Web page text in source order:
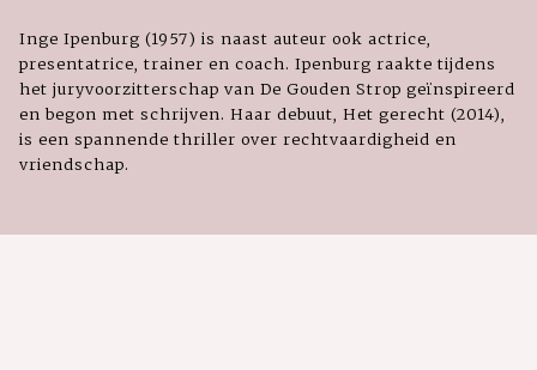
Inge Ipenburg (1957) is naast auteur ook actrice,
presentatrice, trainer en coach. Ipenburg raakte tijdens
het juryvoorzitterschap van De Gouden Strop geïnspireerd
en begon met schrijven. Haar debuut, Het gerecht (2014),
is een spannende thriller over rechtvaardigheid en
vriendschap.